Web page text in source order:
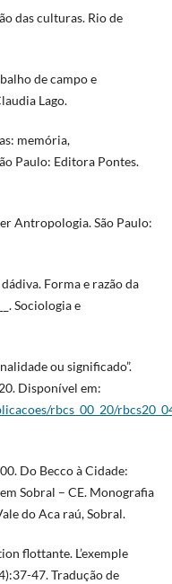
das culturas. Rio de
de campo e
Lago.
memória,
Paulo: Editora Pontes.
Antropologia. São Paulo:
Forma e razão da
Sociologia e
ou significado”.
Disponível em:
rbcs_00_20/
Do Becco à Cidade:
Sobral – CE. Monografia
do Aca raú, Sobral.
flottante. L’exemple
47. Tradução de